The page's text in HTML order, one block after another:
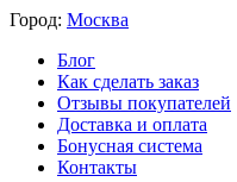
Город: Москва
Блог
Как сделать заказ
Отзывы покупателей
Доставка и оплата
Бонусная система
Контакты